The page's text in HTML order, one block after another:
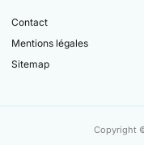
Contact
Mentions légales
Sitemap
Copyright